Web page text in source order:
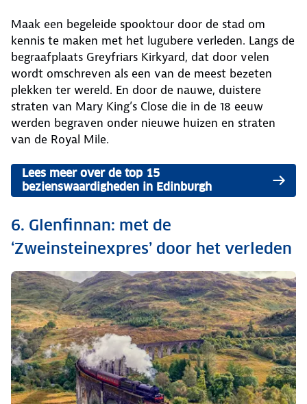
Maak een begeleide spooktour door de stad om
kennis te maken met het lugubere verleden. Langs de
begraafplaats Greyfriars Kirkyard, dat door velen
wordt omschreven als een van de meest bezeten
plekken ter wereld. En door de nauwe, duistere
straten van Mary King’s Close die in de 18 eeuw
werden begraven onder nieuwe huizen en straten
van de Royal Mile.
Lees meer over de top 15
bezienswaardigheden in Edinburgh
6. Glenfinnan: met de
‘Zweinsteinexpres’ door het verleden